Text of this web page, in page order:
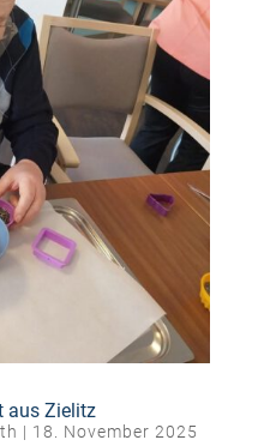
aus Zielitz
| 18. November 2025